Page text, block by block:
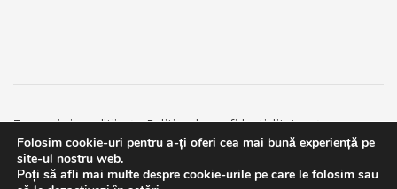
Termeni si conditii
Politica de confidentialitate
Facebook
Contact
© 2019bpnews- Business & Politics Newsbpnews.
Folosim cookie-uri pentru a-ți oferi cea mai bună experiență pe
site-ul nostru web.
Poți să afli mai multe despre cookie-urile pe care le folosim sau